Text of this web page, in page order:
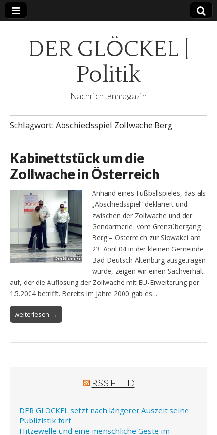
DER GLÖCKEL |
Politik
Nachrichtenmagazin
Schlagwort: Abschiedsspiel Zollwache Berg
Kabinettstück um die
Zollwache in Österreich
Anhand eines Fußballspieles, das als
„Abschiedsspiel“ deklariert und
zwischen der Zollwache und der
Gendarmerie vom Grenzübergang
Berg – Österreich zur Slowakei am
23. April 04 in der kleinen Gemeinde
Bad Deutsch Altenburg ausgetragen
wurde, zeigen wir einen Sachverhalt
auf, der die Auflösung der Zollwache mit EU-Erweiterung per
1.5.2004 betrifft. Bereits im Jahre 2000 gab es…
weiterlesen →
RSS FEED
DER GLÖCKEL setzt nach längerer Auszeit seine
Publizistik fort
Hitzewelle und eine menschliche Geste im